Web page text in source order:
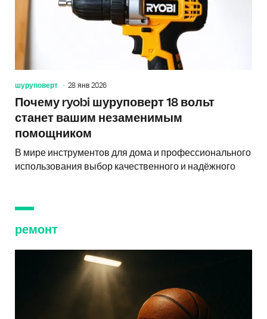
шуруповерт 28 янв 2026
Почему ryobi шуруповерт 18 вольт
станет вашим незаменимым
помощником
В мире инструментов для дома и профессионального
использования выбор качественного и надёжного
ремонт